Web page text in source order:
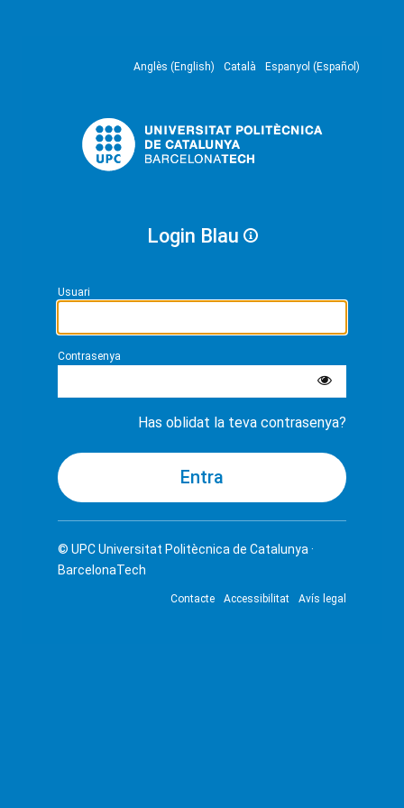
Anglès (English) Català Espanyol (Español)
Login Blau
Usuari
Contrasenya
Has oblidat la teva contrasenya?
© UPCUniversitat Politècnica de Catalunya ·
BarcelonaTech
Contacte Accessibilitat Avís legal